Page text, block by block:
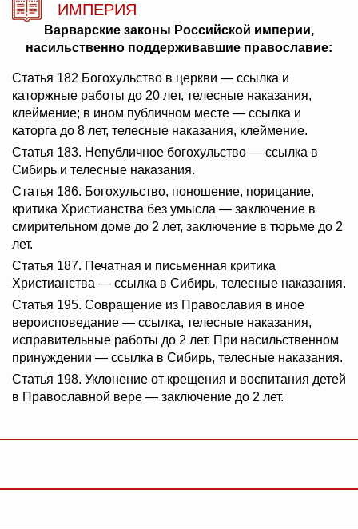
ИМПЕРИЯ
Варварские законы Российской империи,
насильственно поддерживавшие православие:
Статья 182 Богохульство в церкви — ссылка и
каторжные работы до 20 лет, телесные наказания,
клеймение; в ином публичном месте — ссылка и
каторга до 8 лет, телесные наказания, клеймение.
Статья 183. Непубличное богохульство — ссылка в
Сибирь и телесные наказания.
Статья 186. Богохульство, поношение, порицание,
критика Христианства без умысла — заключение в
смирительном доме до 2 лет, заключение в тюрьме до 2
лет.
Статья 187. Печатная и письменная критика
Христианства — ссылка в Сибирь, телесные наказания.
Статья 195. Совращение из Православия в иное
вероисповедание — ссылка, телесные наказания,
исправительные работы до 2 лет. При насильственном
принуждении — ссылка в Сибирь, телесные наказания.
Статья 198. Уклонение от крещения и воспитания детей
в Православной вере — заключение до 2 лет.